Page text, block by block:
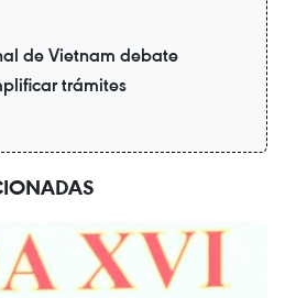
de Vietnam debate
trámites